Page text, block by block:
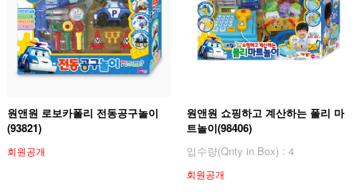
원앤원 로보카폴리 전동공구놀이
(93821)
회원공개
원앤원 쇼핑하고 계산하는 폴리 마
트놀이(98406)
입수량(Qnty in Box) : 4
회원공개